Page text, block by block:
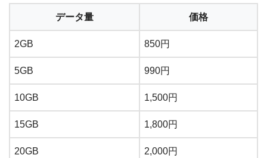
データ量 価格
2GB 850円
5GB 990円
10GB 1,500円
15GB 1,800円
20GB 2,000円